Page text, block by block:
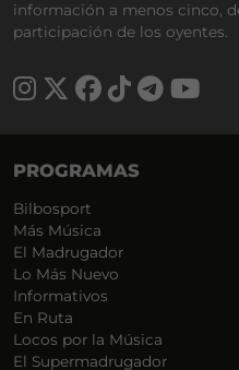
información a menos cinco,
participación de los oyentes.
PROGRAMAS
Bilbosport
Más Música
El Madrugador
Lo Más Nuevo
Informativos
En Ruta
Locos por la Música
El Supermadrugador